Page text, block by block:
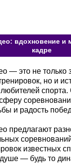
вдохновение и
кадре
— это не только
но и
и радость
предлагают
известных
душе — будь то